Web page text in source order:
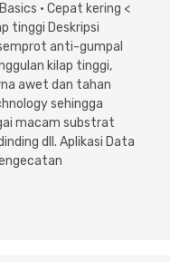
• Cepat kering <
tinggi Deskripsi
anti-gumpal
kilap tinggi,
awet dan tahan
sehingga
macam substrat
dll. Aplikasi Data